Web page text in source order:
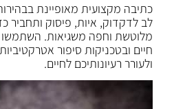
כתיבה מקצועית מאופיינת
לב לדקדוק, איות, פיסוק ותחביר
מלוטשת וחפה משגיאות.
חיים ובטכניקות סיפור
ולעורר רעיונותיכם לחיים.